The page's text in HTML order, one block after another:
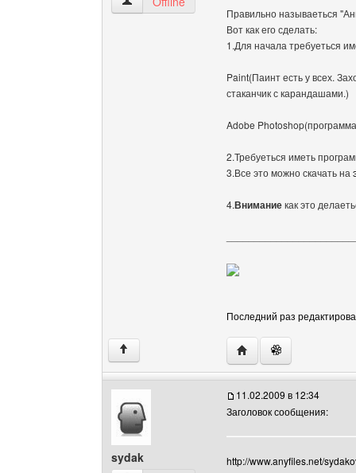
Правильно называеться
Вот как его сделать:
1.Для начала требуеться
Paint(Паинт есть у всех.
стаканчик с карандашами.)
Adobe
2.Требуеться иметь
3.Все это можно скачать на
4.Вниманиекак это
Последний раз
↑ Посетить сайт
sydak
11.02.2009 в 12:34
Заголовок сообщения:
http://www.anyfiles.net/